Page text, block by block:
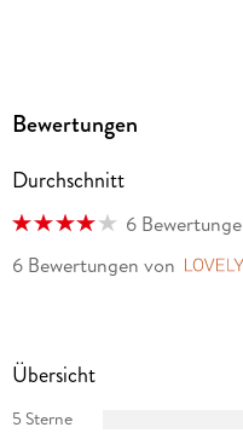
Bewertungen
Durchschnitt
6
6 Bewertungen von
Übersicht
5 Sterne